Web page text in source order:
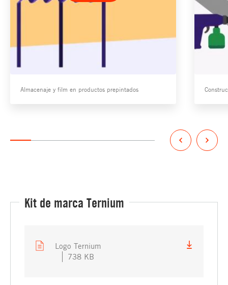
Almacenaje y film en productos prepintados
Kit de marca Ternium
Logo Ternium
738 KB